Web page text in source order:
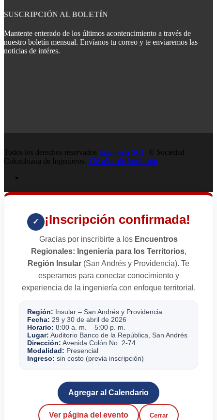
SUSCRIPCIÓN AL BOLETÍN
Mantente enterado de los últimos acontencimiento a través de
nuestro boletín mensual. Envíanos tu correo y te enviaremos las
noticias de intéres.
Todos los derechos reservados Ingenieria SCI | © Sociedad
Colombiana de Ingenieros. 138 años de fundación
✓ ¡Inscripción confirmada!
Gracias por inscribirte a los Encuentros
Regionales: Ingeniería para los Territorios,
Región Insular (San Andrés y Providencia). Te
esperamos para conectar conocimiento y
experiencia de la ingeniería con enfoque territorial.
Región: Insular – San Andrés y Providencia
Fecha: 29 y 30 de abril de 2026
Horario: 8:00 a. m. – 5:00 p. m.
Lugar: Auditorio Banco de la República, San Andrés
Dirección: Avenida Colón No. 2-74
Modalidad: Presencial
Ingreso: sin costo (previa inscripción)
Agregar al Calendario
Ver página del evento Cerrar